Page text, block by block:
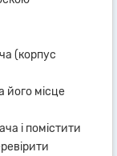
(корпус
його місце
і помістити